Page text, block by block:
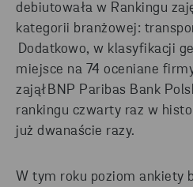
debiutowała w Rankingu
kategorii branżowej:
Dodatkowo, w klasyfikacji
miejsce na 74 oceniane
zajął BNP Paribas Bank
rankingu czwarty raz w
już dwanaście razy.
W tym roku poziom ankiety